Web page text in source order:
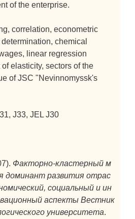
of the enterprise.
correlation, econometric
chemical
linear regression
elasticity, sectors of the
of JSC "Nevinnomyssk's
J33, JEL J30
Факторно-кластерный м
доминант развития отрас
социальный и ин
аспекты Вестник
университета.